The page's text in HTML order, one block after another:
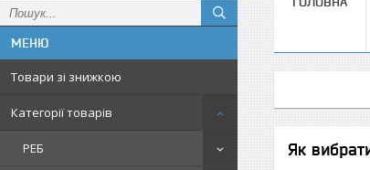
Товари зі знижкою
Категорії товарів
РЕБ Як